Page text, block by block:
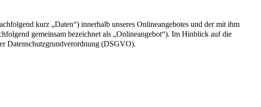
kurz „Daten“) innerhalb unseres Onlineangebotes und der mit ihm
gemeinsam bezeichnet als „Onlineangebot“). Im Hinblick auf die
Datenschutzgrundverordnung (DSGVO).